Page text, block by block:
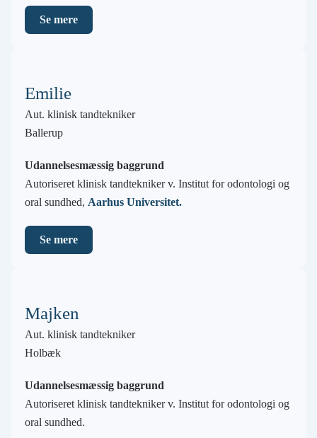
Se mere
Emilie
Aut. klinisk tandtekniker
Ballerup
Udannelsesmæssig baggrund
Autoriseret klinisk tandtekniker v. Institut for odontologi og
oral sundhed, Aarhus Universitet.
Se mere
Majken
Aut. klinisk tandtekniker
Holbæk
Udannelsesmæssig baggrund
Autoriseret klinisk tandtekniker v. Institut for odontologi og
oral sundhed.